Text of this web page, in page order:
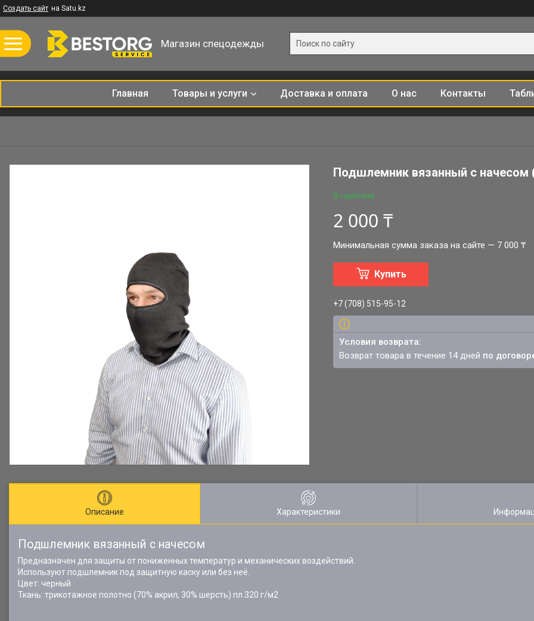
Создать сайт на Satu.kz
Магазин спецодежды
Главная Товары и услуги Доставка и оплата О нас Контакты
Подшлемник вязанный с
В наличии
2 000 ₸
Минимальная сумма заказа на сайте — 7 000 ₸
Купить
+7 (708) 515-95-12
возврат товара в течение 14 дней по
Описание Характеристики
Подшлемник вязанный с начесом
Предназначен для защиты от пониженных температур и механических воздействий.
Используют подшлемник под защитную каску или без неё.
Цвет: черный
Ткань: трикотажное полотно (70% акрил, 30% шерсть) пл.320 г/м2